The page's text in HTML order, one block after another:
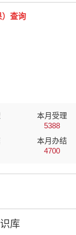
）查询
本月 受理
5388
本月办结
4700
库